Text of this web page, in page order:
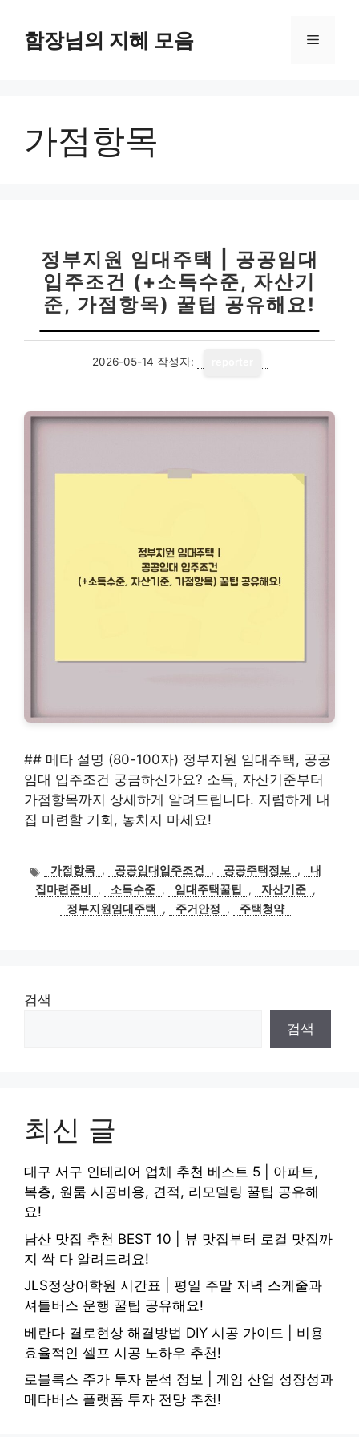
함장님의 지혜 모음 메
가점항목
정부지원 임대주택 | 공공임대
입주조건 (+소득수준, 자산기
준, 가점항목) 꿀팁 공유해요!
2026-05-14 작성자:
## 메타 설명 (80-100자) 정부지원 임대주택, 공공
임대 입주조건 궁금하신가요? 소득, 자산기준부터
가점항목까지 상세하게 알려드립니다. 저렴하게 내
집 마련할 기회, 놓치지 마세요!
태
그
가점항목 , 공공임대입주조건 , 공공주택정보 ,
내
집마련준비
, 소득수준 , 임대주택꿀팁 , 자산기준 ,
정부지원임대주택
, 주거안정 , 주택청약
검색
검색
최신 글
대구 서구 인테리어 업체 추천 베스트 5 | 아파트,
복층, 원룸 시공비용, 견적, 리모델링 꿀팁 공유해
요!
남산 맛집 추천 BEST 10 | 뷰 맛집부터 로컬 맛집까
지 싹 다 알려드려요!
JLS정상어학원 시간표 | 평일 주말 저녁 스케줄과
셔틀버스 운행 꿀팁 공유해요!
베란다 결로현상 해결방법 DIY 시공 가이드 | 비용
효율적인 셀프 시공 노하우 추천!
로블록스 주가 투자 분석 정보 | 게임 산업 성장성과
메타버스 플랫폼 투자 전망 추천!